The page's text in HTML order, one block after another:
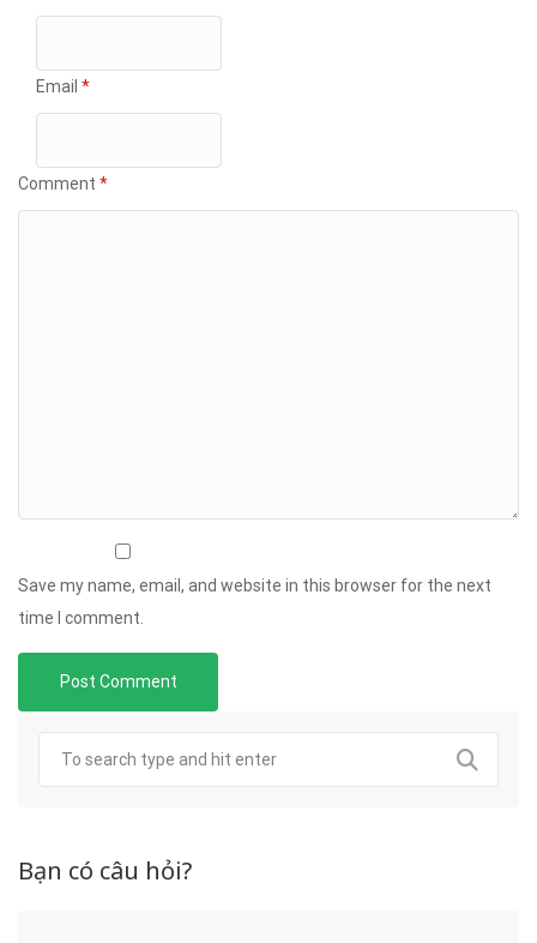
Email *
Comment *
Save my name, email, and website in this browser for the next
time I comment.
Bạn có câu hỏi?